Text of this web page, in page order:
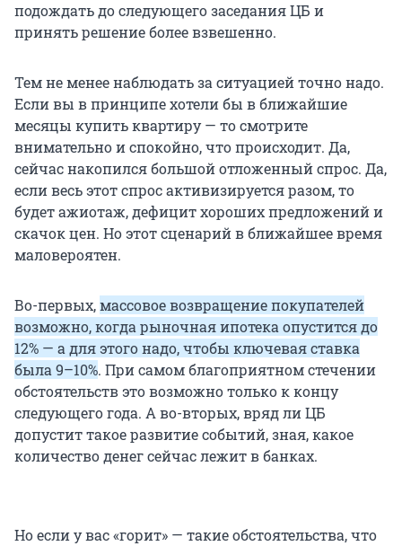
подождать до следующего заседания ЦБ и
принять решение более взвешенно.
Тем не менее наблюдать за ситуацией точно надо.
Если вы в принципе хотели бы в ближайшие
месяцы купить квартиру — то смотрите
внимательно и спокойно, что происходит. Да,
сейчас накопился большой отложенный спрос. Да,
если весь этот спрос активизируется разом, то
будет ажиотаж, дефицит хороших предложений и
скачок цен. Но этот сценарий в ближайшее время
маловероятен.
Во-первых,массовое возвращение покупателей
возможно, когда рыночная ипотека опустится до
12% — а для этого надо, чтобы ключевая ставка
была 9–10%. При самом благоприятном стечении
обстоятельств это возможно только к концу
следующего года. А во-вторых, вряд ли ЦБ
допустит такое развитие событий, зная, какое
количество денег сейчас лежит в банках.
Но если у вас «горит» — такие обстоятельства, что